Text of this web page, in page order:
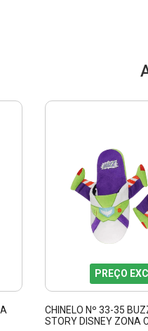
PREÇO
CHINELO Nº 33-35
STORY DISNEY ZONA